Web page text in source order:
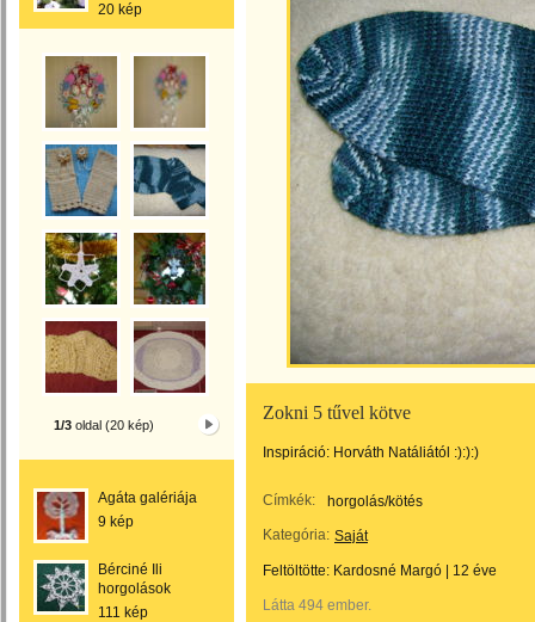
20 kép
1/3 oldal (20 kép)
Agáta galériája
9 kép
Bérciné Ili
horgolások
111 kép
Zokni 5 tűvel kötve
Inspiráció: Horváth Natáliától :):):)
Címkék:
horgolás/kötés
Kategória: Saját
Feltöltötte: Kardosné Margó 12 éve
Látta 494 ember.